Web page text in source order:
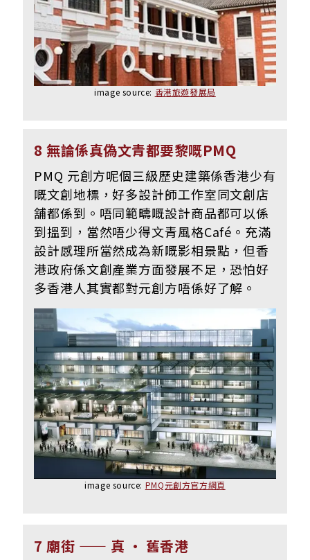
image source: 香港旅遊發展局
8 無論係真偽文青都要黎嘅PMQ
PMQ 元創方呢個三級歷史建築係香港少有
嘅文創地標，好多設計師工作室同文創店
舖都係到。唔同範疇嘅設計商品都可以係
到搵到，當然唔少得文青風格Café。充滿
設計感理所當然成為新嘅影相景點，但香
港政府係文創產業方面發展不足，恐怕好
多香港人其實都對元創方唔係好了解。
image source: PMQ元創方官方網頁
7 廟街 —— 真 • 舊香港